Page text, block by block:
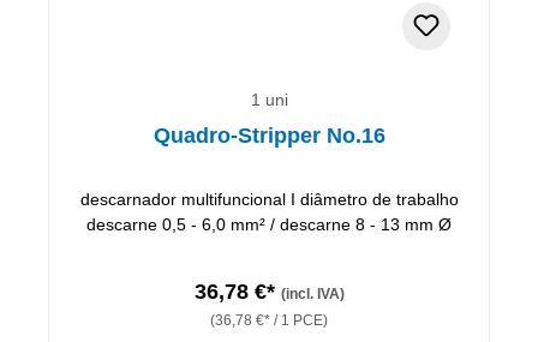
1 uni
Quadro-Stripper No.16
descarnador multifuncional I diâmetro de trabalho
descarne 0,5 - 6,0 mm² / descarne 8 - 13 mm Ø
36,78 €* (incl. IVA)
(36,78 €* / 1 PCE)